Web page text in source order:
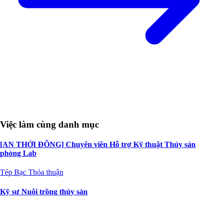
Việc làm cùng danh mục
[AN THỚI ĐÔNG] Chuyên viên Hỗ trợ Kỹ thuật Thủy sản
phòng Lab
Tép Bạc Thỏa thuận
Kỹ sư Nuôi trồng thủy sản